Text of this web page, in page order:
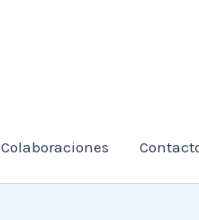
Colaboraciones